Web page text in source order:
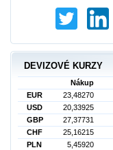
DEVIZOVÉ KURZY
Nákup
EUR
23,48270
USD
20,33925
GBP
27,37731
CHF
25,16215
PLN
5,45920